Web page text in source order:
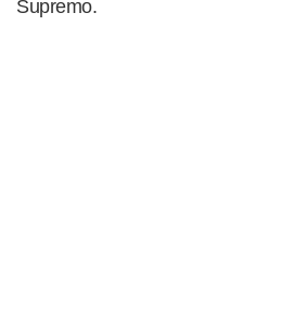
Supremo.